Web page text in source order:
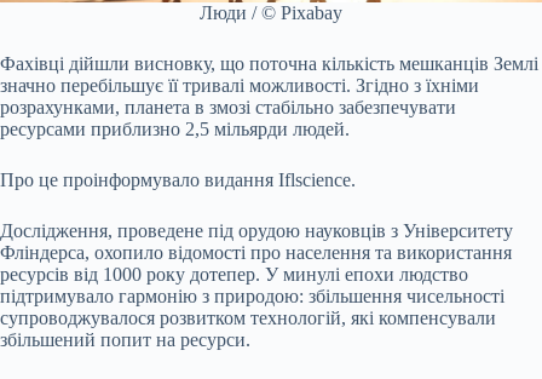
Люди / © Pixabay
Фахівці дійшли висновку, що поточна кількість мешканців Землі
значно перебільшує її тривалі можливості. Згідно з їхніми
розрахунками, планета в змозі стабільно забезпечувати
ресурсами приблизно 2,5 мільярди людей.
Про це проінформувало видання Iflscience.
Дослідження, проведене під орудою науковців з Університету
Фліндерса, охопило відомості про населення та використання
ресурсів від 1000 року дотепер. У минулі епохи людство
підтримувало гармонію з природою: збільшення чисельності
супроводжувалося розвитком технологій, які компенсували
збільшений попит на ресурси.